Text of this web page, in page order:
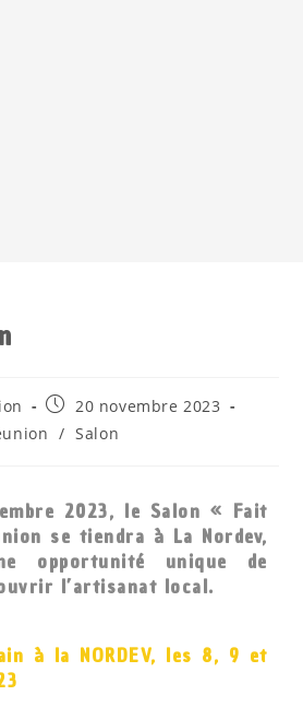
20 novembre 2023
/ Salon
2023, le Salon « Fait
se tiendra à La Nordev,
opportunité unique de
l’artisanat local.
à la NORDEV, les 8, 9 et